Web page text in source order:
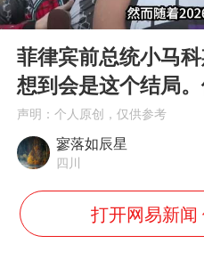
《
人贩
Play
00:00
菲律宾前总统小马
想到会是这个结局
声明：个人原创，仅供参考
寥落如辰星
四川
打开网易新闻